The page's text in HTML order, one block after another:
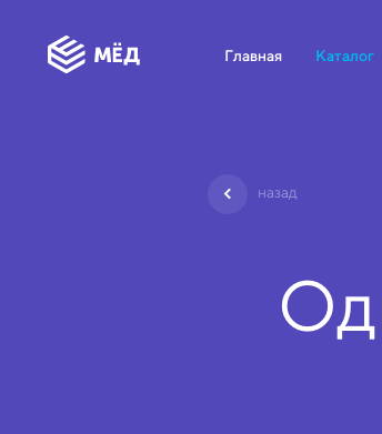
Главная Каталог
назад